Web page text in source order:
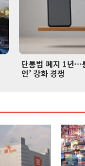
단통법 폐지 1년…
인’ 강화 경쟁